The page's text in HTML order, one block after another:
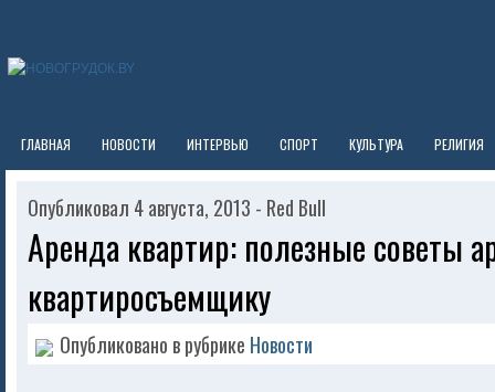
ГЛАВНАЯ НОВОСТИ ИНТЕРВЬЮ СПОРТ КУЛЬТУРА РЕЛИГИЯ
Опубликовал 4 августа, 2013 - Red Bull
Аренда квартир: полезные советы
квартиросъемщику
Опубликовано в рубрике Новости